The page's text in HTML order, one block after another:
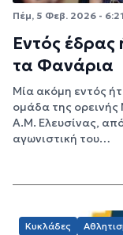
Πέμ, 5 Φεβ. 2026 - 6:21
Εντός
τα Φανάρια
Μία ακόμη εντός
ομάδα της
Α.Μ. Ελευσίνας,
αγωνιστική του…
Κυκλάδες